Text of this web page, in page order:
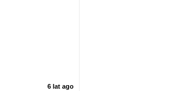
6 lat ago